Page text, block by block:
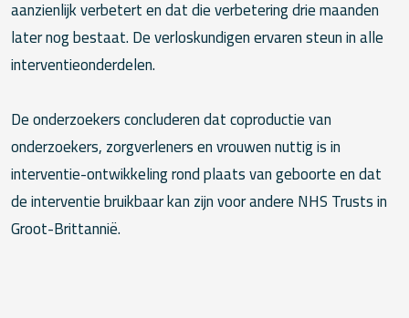
aanzienlijk verbetert en dat die verbetering drie maanden
later nog bestaat. De verloskundigen ervaren steun in alle
interventieonderdelen.
De onderzoekers concluderen dat coproductie van
onderzoekers, zorgverleners en vrouwen nuttig is in
interventie-ontwikkeling rond plaats van geboorte en dat
de interventie bruikbaar kan zijn voor andere NHS Trusts in
Groot-Brittannië.